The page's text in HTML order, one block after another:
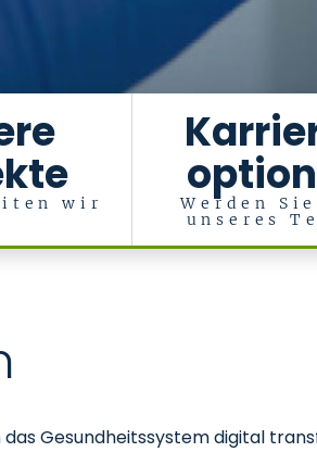
wir
Werden
unseres
Medizin
das Gesundheitssystem digital